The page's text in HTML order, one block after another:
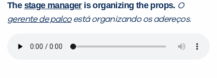
The stage manageris organizing the props. O
gerente de palcoestá organizando os adereços.